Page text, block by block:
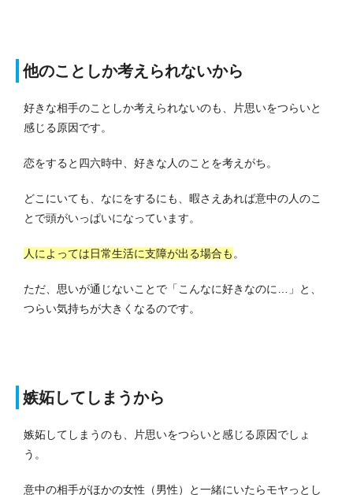
他のことしか考えられないから
好きな相手のことしか考えられないのも、片思いをつらいと
感じる原因です。
恋をすると四六時中、好きな人のことを考えがち。
どこにいても、なにをするにも、暇さえあれば意中の人のこ
とで頭がいっぱいになっています。
人によっては日常生活に支障が出る場合も 。
ただ、思いが通じないことで「こんなに好きなのに…」と、
つらい気持ちが大きくなるのです。
嫉妬してしまうから
嫉妬してしまうのも、片思いをつらいと感じる原因でしょ
う。
意中の相手がほかの女性（男性）と一緒にいたらモヤっとし